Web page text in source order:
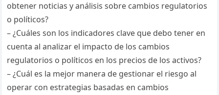
obtener noticias y análisis sobre cambios regulatorios
o políticos?
– ¿Cuáles son los indicadores clave que debo tener en
cuenta al analizar el impacto de los cambios
regulatorios o políticos en los precios de los activos?
– ¿Cuál es la mejor manera de gestionar el riesgo al
operar con estrategias basadas en cambios